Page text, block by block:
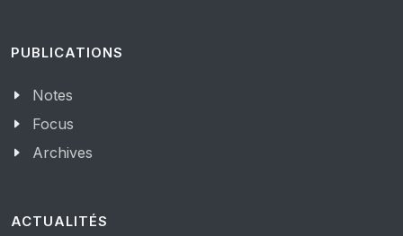
PUBLICATIONS
Notes
Focus
Archives
ACTUALITÉS